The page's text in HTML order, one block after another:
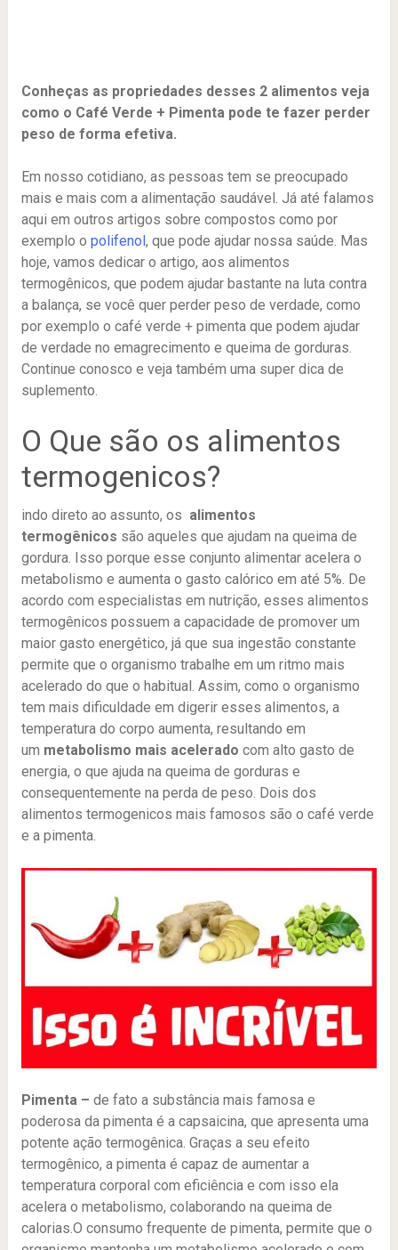
Conheças as propriedades desses 2 alimentos veja
como o Café Verde + Pimenta pode te fazer perder
peso de forma efetiva.
Em nosso cotidiano, as pessoas tem se preocupado
mais e mais com a alimentação saudável. Já até falamos
aqui em outros artigos sobre compostos como por
exemplo o polifenol, que pode ajudar nossa saúde. Mas
hoje, vamos dedicar o artigo, aos alimentos
termogênicos, que podem ajudar bastante na luta contra
a balança, se você quer perder peso de verdade, como
por exemplo o café verde + pimenta que podem ajudar
de verdade no emagrecimento e queima de gorduras.
Continue conosco e veja também uma super dica de
suplemento.
O Que são os alimentos
termogenicos?
indo direto ao assunto, os alimentos
termogênicos são aqueles que ajudam na queima de
gordura. Isso porque esse conjunto alimentar acelera o
metabolismo e aumenta o gasto calórico em até 5%. De
acordo com especialistas em nutrição, esses alimentos
termogênicos possuem a capacidade de promover um
maior gasto energético, já que sua ingestão constante
permite que o organismo trabalhe em um ritmo mais
acelerado do que o habitual. Assim, como o organismo
tem mais dificuldade em digerir esses alimentos, a
temperatura do corpo aumenta, resultando em
um metabolismo mais acelerado com alto gasto de
energia, o que ajuda na queima de gorduras e
consequentemente na perda de peso. Dois dos
alimentos termogenicos mais famosos são o café verde
e a pimenta.
Pimenta – de fato a substância mais famosa e
poderosa da pimenta é a capsaicina, que apresenta uma
potente ação termogênica. Graças a seu efeito
termogênico, a pimenta é capaz de aumentar a
temperatura corporal com eficiência e com isso ela
acelera o metabolismo, colaborando na queima de
calorias.O consumo frequente de pimenta, permite que o